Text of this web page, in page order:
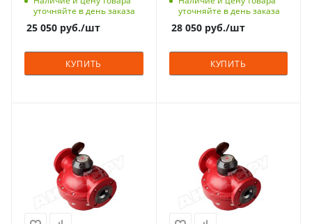
уточняйте в день заказа
25 050 руб./шт
КУПИТЬ
уточняйте в день заказа
28 050руб./шт
КУПИТЬ